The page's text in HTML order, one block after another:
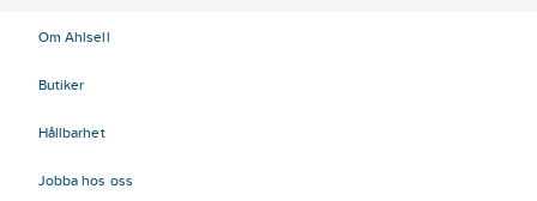
Om Ahlsell
Butiker
Hållbarhet
Jobba hos oss